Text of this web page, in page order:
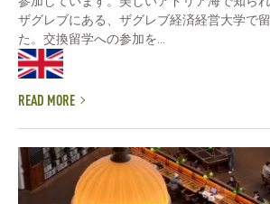
ザグレブにある、ザグレブ経済経営大学で
た。交換留学への参加を...
READ MORE